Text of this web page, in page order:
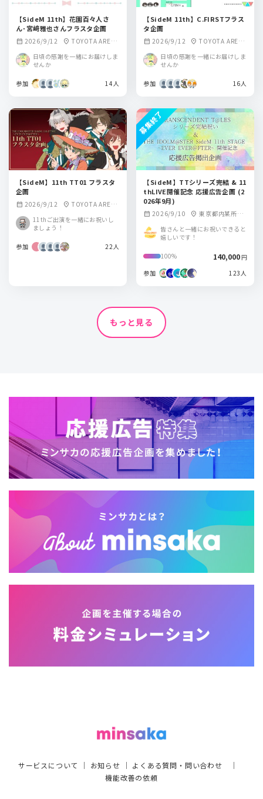
【SideM 11th】花園百々人さ
ん･宮﨑雅也さんフラスタ企画
calendar_month 2026/9/12 location_on TOYOTA ARENA
日頃の感謝を一緒にお届けしま
せんか
参加 14人
【SideM 11th】C.FIRSTフラス
タ企画
calendar_month 2026/9/12 location_on TOYOTA ARENA
日頃の感謝を一緒にお届けしま
せんか
参加 16人
【SideM】11th TT01 フラスタ
企画
calendar_month 2026/9/12 location_on TOYOTA ARENA
11thご出演を一緒にお祝いし
ましょう！
参加 22人
【SideM】TTシリーズ完結 & 11
thLIVE開催記念 応援広告企画 (2
026年9月)
calendar_month 2026/9/10 location_on 東京都内某所
皆さんと一緒にお祝いできると
嬉しいです！
100% 140,000円
参加
123人
募集終了
もっと見る
サービスについて ｜ お知らせ ｜ よくある質問・問い合わせ ｜
機能改善の依頼